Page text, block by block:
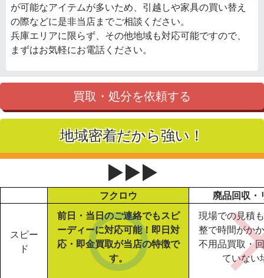
が可能なアイテムが多いため、引越しや家具の買い替え
の際などに是非当店までご相談ください。
兵庫エリアに限らず、その他地域も対応可能ですので、
まずはお気軽にお電話ください。
買取・処分を依頼する
地域密着だから強い！
▶▶▶
フクロウ 廃品回収・
スピー
ド
前日・当日のご連絡でもスピ
ーディーに対応可能！即日対
応・即金買取が当店の特徴で
す。
現場での見積
整で時間がか
不用品買取・
ていない